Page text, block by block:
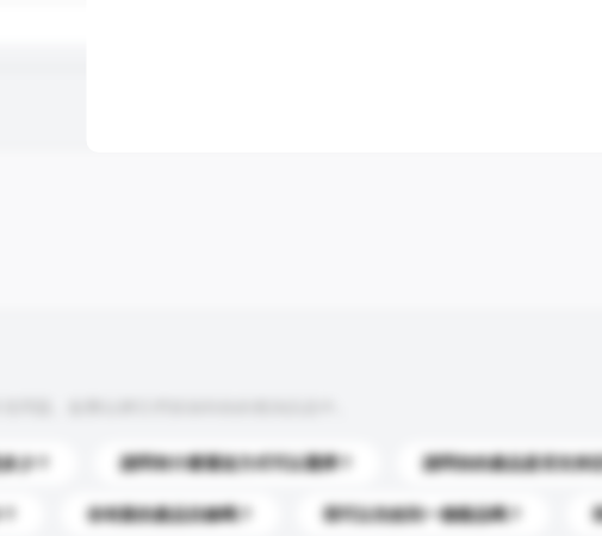
少？ 請問有什麼運送方式可以選擇？ 請問你的產品是否支持
你有新的產品目錄嗎？ 我可以先收到一個樣品嗎？